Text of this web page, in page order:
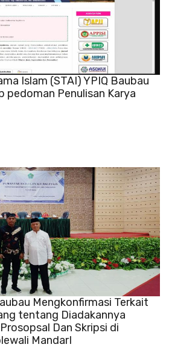
Islam (STAI) YPIQ Baubau
pedoman Penulisan Karya
Mengkonfirmasi Terkait
tentang Diadakannya
Dan Skripsi di
MandarI